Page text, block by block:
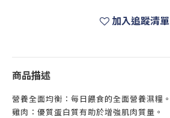
加入追蹤清單
商品描述
營養全面均衡：每日餵食的全面營養濕糧。
雞肉：優質蛋白質有助於增強肌肉質量。